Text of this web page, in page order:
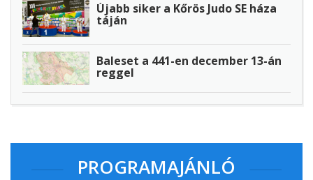
Újabb siker a Kőrös Judo SE háza
táján
Baleset a 441-en december 13-án
reggel
PROGRAMAJÁNLÓ